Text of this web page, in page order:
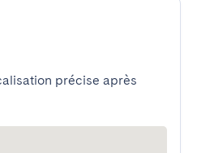
précise après